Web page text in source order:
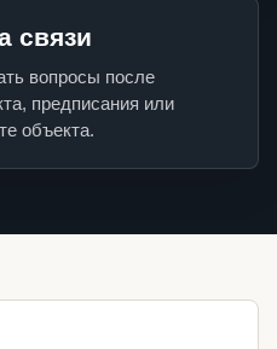
связи
вопросы после
предписания или
объекта.